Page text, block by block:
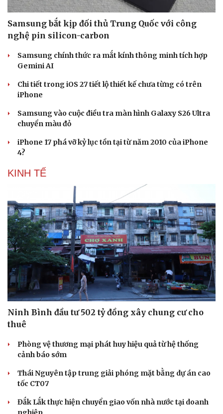
Samsung bắt kịp đối thủ Trung Quốc với công
nghệ pin silicon-carbon
Samsung chính thức ra mắt kính thông minh tích hợp
Gemini AI
Chi tiết trong iOS 27 tiết lộ thiết kế chưa từng có trên
iPhone
Samsung vào cuộc điều tra màn hình Galaxy S26 Ultra
chuyển màu đỏ
iPhone 17 phá vỡ kỷ lục tồn tại từ năm 2010 của iPhone
4?
KINH TẾ
Ninh Bình đầu tư 502 tỷ đồng xây chung cư cho
thuê
Phòng vệ thương mại phát huy hiệu quả từ hệ thống
cảnh báo sớm
Thái Nguyên tập trung giải phóng mặt bằng dự án cao
tốc CT07
Đắk Lắk thực hiện chuyển giao vốn nhà nước tại doanh